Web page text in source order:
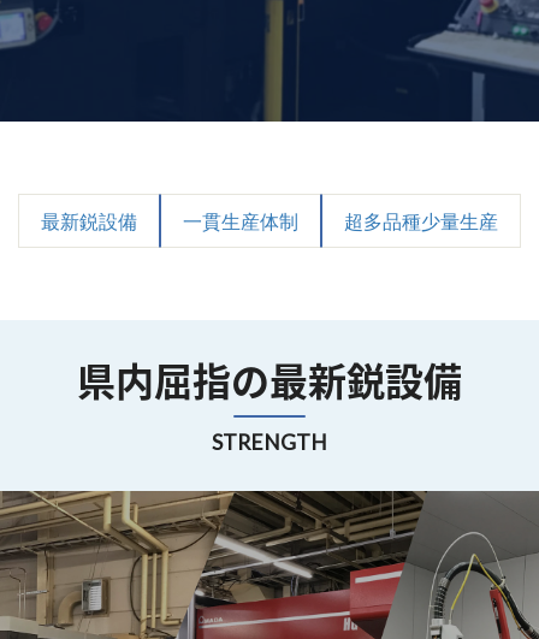
最新鋭設備 一貫生産体制 超多品種少量生産
県内屈指の最新鋭設備
STRENGTH